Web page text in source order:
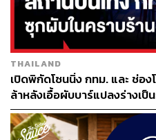
THAILAND
เปิดพิกัดโซนนิ่ง กทม. และ ช่อง
ล้าหลังเอื้อผับบาร์แปลงร่างเป็